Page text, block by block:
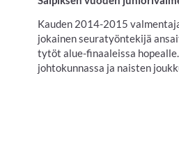
Kauden 2014-2015
jokainen seuratyöntekijä
tytöt alue-finaaleissa
johtokunnassa ja naisten